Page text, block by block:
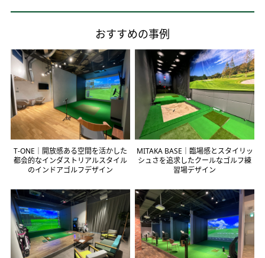
おすすめの事例
T-ONE｜開放感ある空間を活かした
都会的なインダストリアルスタイル
のインドアゴルフデザイン
MITAKA BASE｜臨場感とスタイリッ
シュさを追求したクールなゴルフ練
習場デザイン